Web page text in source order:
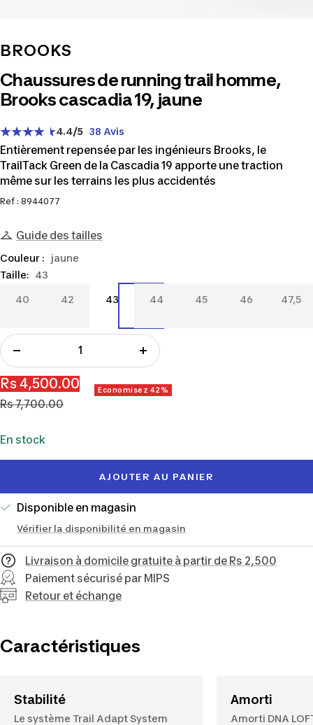
BROOKS
Chaussures de running trail homme,
Brooks cascadia 19, jaune
4.4/5 38 Avis
Entièrement repensée par les ingénieurs Brooks, le
TrailTack Green de la Cascadia 19 apporte une traction
même sur les terrains les plus accidentés
Ref : 8944077
Guide des tailles
Taille: 43
40
40 42
42 43
43 44
44 45
45 46
46 47,5
47,5
Couleur : jaune
la
quantité
Augmenter
quantité
Prix
de
Rs 4,500.00
Prix
Rs 7,700.00
Economisez 42%
En stock
AJOUTER AU PANIER
Disponible en magasin
Vérifier la disponibilité en magasin
Livraison à domicile gratuite à partir de Rs 2,500
Paiement sécurisé par MIPS
Retour et échange
Caractéristiques
Stabilité
Le système Trail Adapt System
Amorti
Amorti DNA